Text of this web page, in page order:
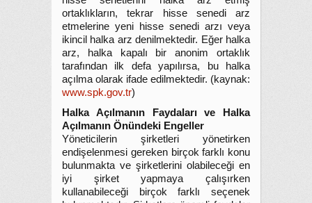
ortaklıkların, tekrar hisse senedi arz
etmelerine yeni hisse senedi arzı veya
ikincil halka arz denilmektedir. Eğer halka
arz, halka kapalı bir anonim ortaklık
tarafından ilk defa yapılırsa, bu halka
açılma olarak ifade edilmektedir. (kaynak:
www.spk.gov.tr)
Halka Açılmanın Faydaları ve Halka
Açılmanın Önündeki Engeller
Yöneticilerin şirketleri yönetirken
endişelenmesi gereken birçok farklı konu
bulunmakta ve şirketlerini olabileceği en
iyi şirket yapmaya çalışırken
kullanabileceği birçok farklı seçenek